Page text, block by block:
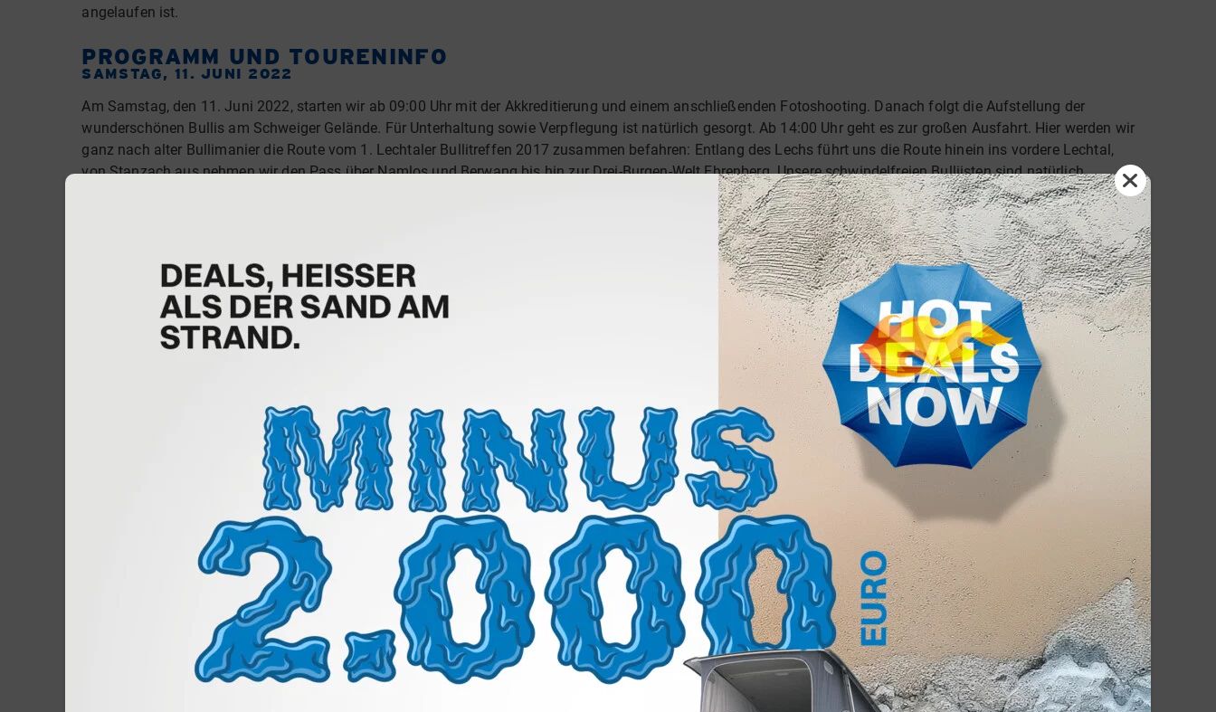
angelaufen ist.
PROGRAMM UND TOURENINFO
SAMSTAG, 11. JUNI 2022
Am Samstag, den 11. Juni 2022, starten wir ab 09:00 Uhr mit der Akkreditierung und einem anschließenden Fotoshooting. Danach folgt die Aufstellung der
wunderschönen Bullis am Schweiger Gelände. Für Unterhaltung sowie Verpflegung ist natürlich gesorgt. Ab 14:00 Uhr geht es zur großen Ausfahrt. Hier werden wir
ganz nach alter Bullimanier die Route vom 1. Lechtaler Bullitreffen 2017 zusammen befahren: Entlang des Lechs führt uns die Route hinein ins vordere Lechtal,
von Stanzach aus nehmen wir den Pass über Namlos und Berwang bis hin zur Drei-Burgen-Welt Ehrenberg. Unsere schwindelfreien Bulliisten sind natürlich
herzlich eingeladen die Highline 179 zu Fuß zu überqueren. Das Rundfahrt-Ziel befindet sich ab 18:00 Uhr am Camping Seespitz mit atemberaubendem Blick auf
den Plansee. Hier findet unsere Abendveranstaltung mit Lagerfeueratmosphäre samt kulinarischen Highlights und musikalischer Feierlaune der Band VeitClub
Sonntag, 12. Juni 2022
Am Sonntag, den 12. Juni 2022, gibt es ab 10:00 Uhr einen Frühschoppen mit Livemusik. Unsere Verkaufsräume der Bullishow sind den ganzen Tag für unsere
Besucher geöffnet. Finde dein Zubehör-Schnäppchen und wirf einen Blick auf unsere vielfältige VW-Bus-Modellausstellung.[/bulliparagraph]